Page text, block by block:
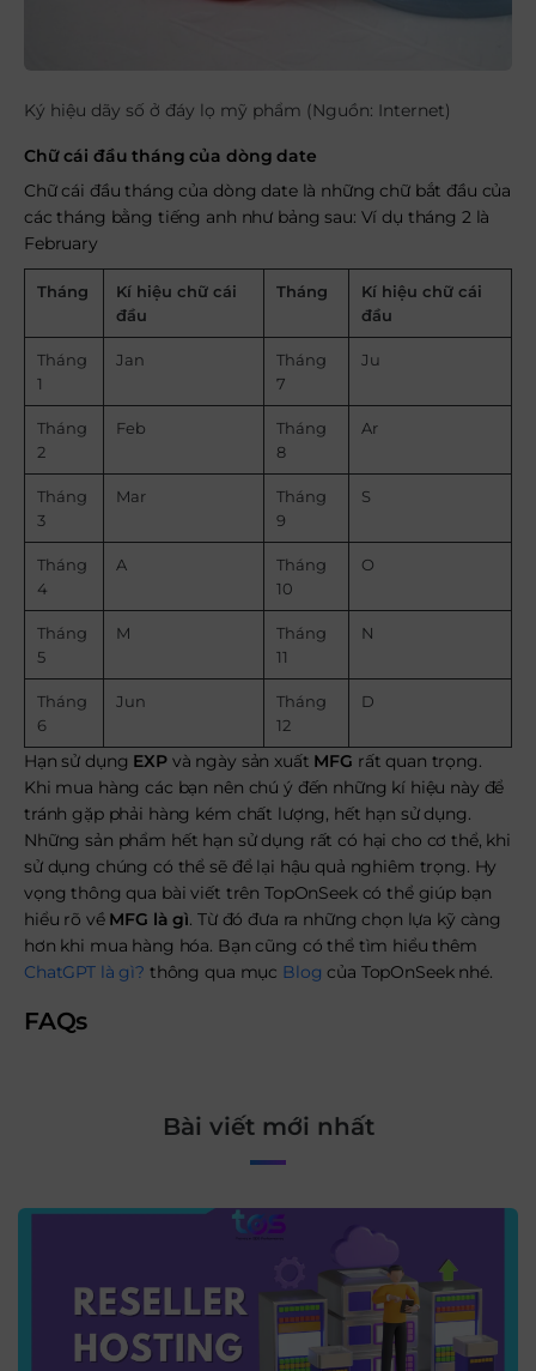
Ký hiệu dãy số ở đáy lọ mỹ phẩm (Nguồn: Internet)
Chữ cái đầu tháng của dòng date
Chữ cái đầu tháng của dòng date là những chữ bắt đầu của
các tháng bằng tiếng anh như bảng sau: Ví dụ tháng 2 là
February
Tháng
Kí hiệu chữ cái
đầu
Tháng
Kí hiệu chữ cái
đầu
Tháng
1
Jan
Tháng
7
Ju
Tháng
2
Feb
Tháng
8
Ar
Tháng
3
Mar
Tháng
9
S
Tháng
4
A
Tháng
10
O
Tháng
5
M
Tháng
11
N
Tháng
6
Jun
Tháng
12
D
Hạn sử dụng EXP và ngày sản xuất MFG rất quan trọng.
Khi mua hàng các bạn nên chú ý đến những kí hiệu này để
tránh gặp phải hàng kém chất lượng, hết hạn sử dụng.
Những sản phẩm hết hạn sử dụng rất có hại cho cơ thể, khi
sử dụng chúng có thể sẽ để lại hậu quả nghiêm trọng. Hy
vọng thông qua bài viết trên TopOnSeek có thể giúp bạn
hiểu rõ về MFG là gì. Từ đó đưa ra những chọn lựa kỹ càng
hơn khi mua hàng hóa. Bạn cũng có thể tìm hiểu thêm
ChatGPT là gì? thông qua mục Blog của TopOnSeek nhé.
FAQs
Bài viết mới nhất